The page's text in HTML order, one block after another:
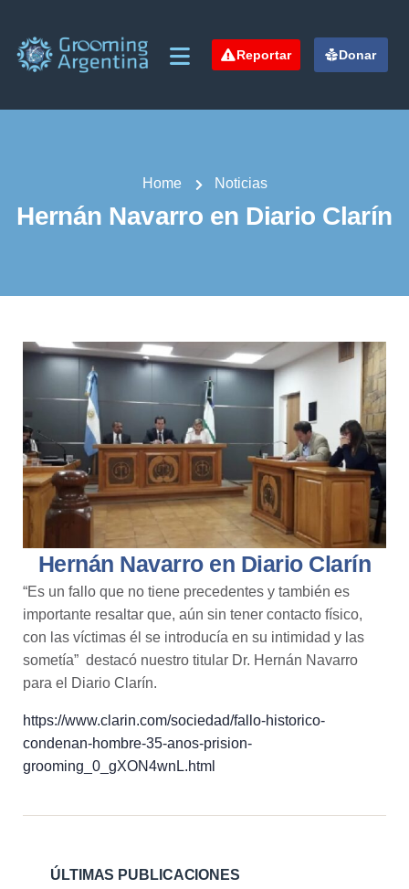
Reportar Donar
Home Noticias
Hernán Navarro en Diario Clarín
Hernán Navarro en Diario Clarín
“Es un fallo que no tiene precedentes y también es
importante resaltar que, aún sin tener contacto físico,
con las víctimas él se introducía en su intimidad y las
sometía” destacó nuestro titular Dr. Hernán Navarro
para el Diario Clarín.
https://www.clarin.com/sociedad/fallo-historico-
condenan-hombre-35-anos-prision-
grooming_0_gXON4wnL.html
ÚLTIMAS PUBLICACIONES